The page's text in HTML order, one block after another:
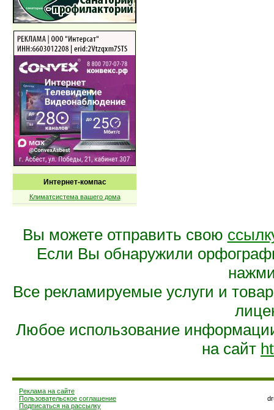
Интернет-компас
Климатсистема вашего дома
Вы можете отправить свою
Если Вы обнаружили
Все рекламируемые услуги и
Любое использование
на сайт
Реклама на сайте
Пользовательское соглашение
Подписаться на рассылку